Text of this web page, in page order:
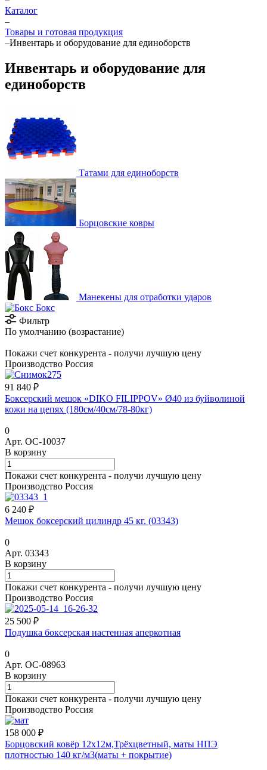
Каталог
–
Товары и готовая продукция
–Инвентарь и оборудование для единоборств
Инвентарь и оборудование для
единоборств
Татами для единоборств
Борцовские ковры
Манекены для отработки ударов
Бокс
Фильтр
По умолчанию (возрастание)
Покажи счет конкурента - получи лучшую цену
Производство Россия
91 840 ₽
Боксерский мешок «DIKO FILIPPOV» Ø40 из буйволиной
кожи на цепях (180см/40см/78-80кг)
0
Арт. ОС-10037
В корзину
Покажи счет конкурента - получи лучшую цену
Производство Россия
6 240 ₽
Мешок боксерский цилиндр 45 кг. (03343)
0
Арт. 03343
В корзину
Покажи счет конкурента - получи лучшую цену
Производство Россия
25 500 ₽
Подушка боксерская настенная аперкотная
0
Арт. ОС-08963
В корзину
Покажи счет конкурента - получи лучшую цену
Производство Россия
158 000 ₽
Борцовский ковёр 12х12м,Трёхцветный, маты НПЭ
плотностью 140 кг/м3(маты + покрытие)